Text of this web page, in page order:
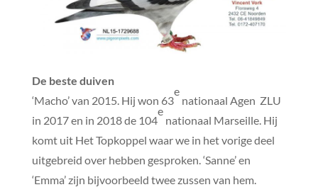
De beste duiven
‘Macho’ van 2015. Hij won 63
e
nationaal Agen ZLU
in 2017 en in 2018 de 104
e
nationaal Marseille. Hij
komt uit Het Topkoppel waar we in het vorige deel
uitgebreid over hebben gesproken. ‘Sanne’ en
‘Emma’ zijn bijvoorbeeld twee zussen van hem.